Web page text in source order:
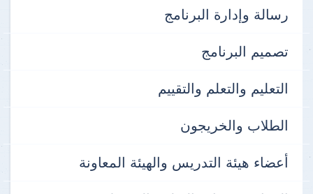
رسالة وإدارة البرنامج
تصميم البرنامج
التعليم والتعلم والتقييم
الطلاب والخريجون
أعضاء هيئة التدريس والهيئة المعاونة